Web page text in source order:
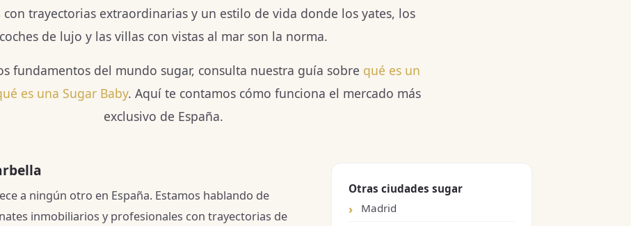
con trayectorias extraordinarias y un estilo de vida donde los yates, los
coches de lujo y las villas con vistas al mar son la norma.
fundamentos del mundo sugar, consulta nuestra guía sobre qué es un
es una Sugar Baby. Aquí te contamos cómo funciona el mercado más
exclusivo de España.
a ningún otro en España. Estamos hablando de
inmobiliarios y profesionales con trayectorias de
Otras ciudades sugar
Madrid